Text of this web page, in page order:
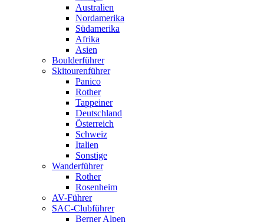
Australien
Nordamerika
Südamerika
Afrika
Asien
Boulderführer
Skitourenführer
Panico
Rother
Tappeiner
Deutschland
Österreich
Schweiz
Italien
Sonstige
Wanderführer
Rother
Rosenheim
AV-Führer
SAC-Clubführer
Berner Alpen